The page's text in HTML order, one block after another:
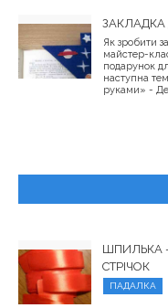
ЗАКЛАДКА
Як зробити
майстер-
подарунок
наступна
руками» -
ШПИЛЬКА
СТРІЧОК
ПАДАЛКА